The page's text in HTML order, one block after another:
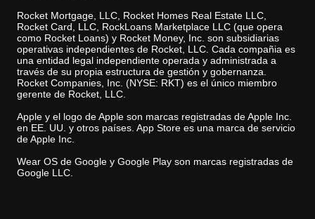
Rocket Mortgage, LLC, Rocket Homes Real Estate LLC,
Rocket Card, LLC, RockLoans Marketplace LLC (que opera
como Rocket Loans) y Rocket Money, Inc. son subsidiarias
operativas independientes de Rocket, LLC. Cada compañia es
una entidad legal independiente operada y administrada a
través de su propia estructura de gestión y gobernanza.
Rocket Companies, Inc. (NYSE: RKT) es el único miembro
gerente de Rocket, LLC.
Apple y el logo de Apple son marcas registradas de Apple Inc.
en EE. UU. y otros países. App Store es una marca de servicio
de Apple Inc.
Wear OS de Google y Google Play son marcas registradas de
Google LLC.